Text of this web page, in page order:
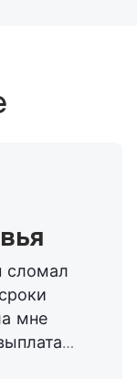
сломал
мне